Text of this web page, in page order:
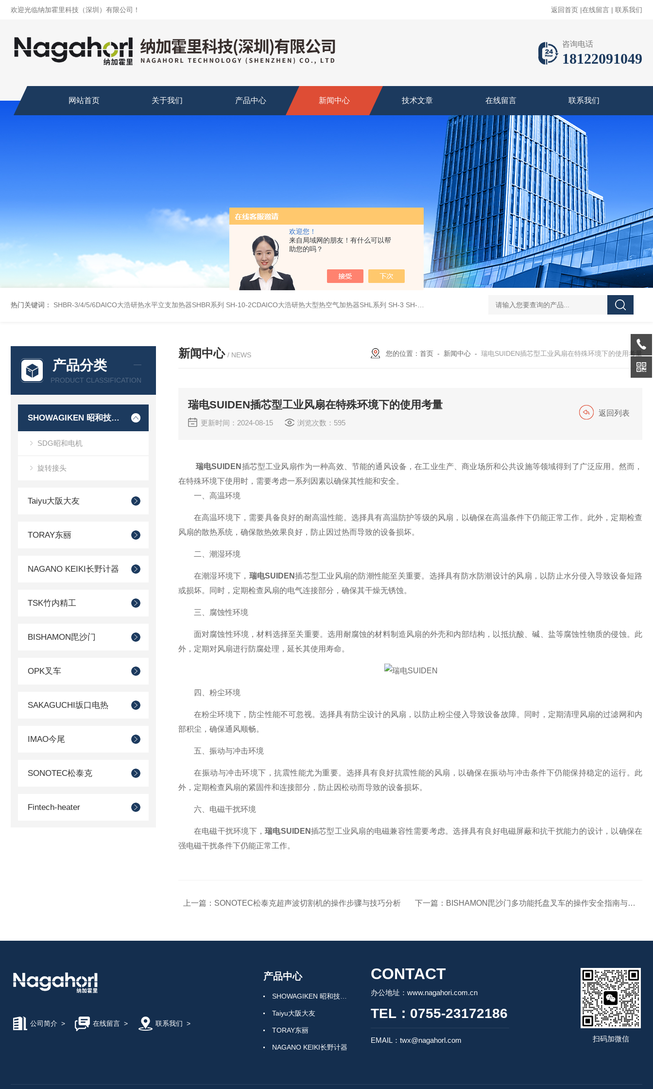
欢迎您！
来自局域网的朋友！有什么可以帮
助您的吗？
欢迎光临纳加霍里科技（深圳）有限公司！ 返回首页 |在线留言 | 联系我们
咨询电话
18122091049
网站首页 关于我们 产品中心 新闻中心 技术文章 在线留言 联系我们
热门关键词： SHBR-3/4/5/6DAICO大浩研热水平立支加热器SHBR系列 SH-10-2CDAICO大浩研热大型热空气加热器SHL系列 SH-3 SH-4DAICO大浩研热水平热空气产生加热器SH系列 L-00/01/02/03DAICO大浩研
产品分类
PRODUCT CLASSIFICATION
SHOWAGIKEN 昭和技研SGK
SDG昭和电机
旋转接头
Taiyu大阪大友
TORAY东丽
NAGANO KEIKI长野计器
TSK竹内精工
BISHAMON毘沙门
OPK叉车
SAKAGUCHI坂口电热
IMAO今尾
SONOTEC松泰克
Fintech-heater
MICROSTONE微石
MTL编码器
新闻中心 / NEWS 您的位置： 首页 - 新闻中心 - 瑞电SUIDEN插芯型工业风扇在特殊环境下的使用考量
瑞电SUIDEN插芯型工业风扇在特殊环境下的使用考量
更新时间：2024-08-15 浏览次数：595
返回列表
瑞电SUIDEN 插芯型工业风扇作为一种高效、节能的通风设备，在工业生产、商业场所和公共设施等领域得到了广泛应用。然而，
在特殊环境下使用时，需要考虑一系列因素以确保其性能和安全。
一、高温环境
在高温环境下，需要具备良好的耐高温性能。选择具有高温防护等级的风扇，以确保在高温条件下仍能正常工作。此外，定期检查
风扇的散热系统，确保散热效果良好，防止因过热而导致的设备损坏。
二、潮湿环境
在潮湿环境下， 瑞电SUIDEN插芯型工业风扇的防潮性能至关重要。选择具有防水防潮设计的风扇，以防止水分侵入导致设备短路
或损坏。同时，定期检查风扇的电气连接部分，确保其干燥无锈蚀。
三、腐蚀性环境
面对腐蚀性环境，材料选择至关重要。选用耐腐蚀的材料制造风扇的外壳和内部结构，以抵抗酸、碱、盐等腐蚀性物质的侵蚀。此
外，定期对风扇进行防腐处理，延长其使用寿命。
四、粉尘环境
在粉尘环境下，防尘性能不可忽视。选择具有防尘设计的风扇，以防止粉尘侵入导致设备故障。同时，定期清理风扇的过滤网和内
部积尘，确保通风顺畅。
五、振动与冲击环境
在振动与冲击环境下，抗震性能尤为重要。选择具有良好抗震性能的风扇，以确保在振动与冲击条件下仍能保持稳定的运行。此
外，定期检查风扇的紧固件和连接部分，防止因松动而导致的设备损坏。
六、电磁干扰环境
在电磁干扰环境下，瑞电SUIDEN插芯型工业风扇的电磁兼容性需要考虑。选择具有良好电磁屏蔽和抗干扰能力的设计，以确保在
强电磁干扰条件下仍能正常工作。
上一篇： SONOTEC松泰克超声波切割机的操作步骤与技巧分析 下一篇： BISHAMON毘沙门多功能托盘叉车的操作安全指南与培训要点
公司简介 > 在线留言> 联系我们 >
产品中心
Taiyu大阪大友
TORAY东丽
NAGANO KEIKI长野计器
CONTACT
办公地址：www.nagahori.com.cn
TEL：0755-23172186
EMAIL：twx@nagahorl.com 扫码加微信